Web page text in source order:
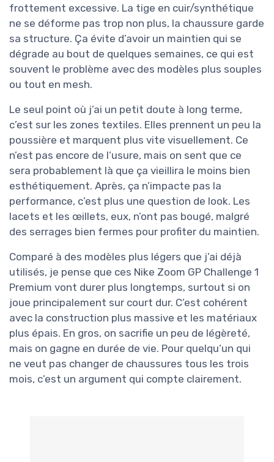
frottement excessive. La tige en cuir/synthétique
ne se déforme pas trop non plus, la chaussure garde
sa structure. Ça évite d’avoir un maintien qui se
dégrade au bout de quelques semaines, ce qui est
souvent le problème avec des modèles plus souples
ou tout en mesh.
Le seul point où j’ai un petit doute à long terme,
c’est sur les zones textiles. Elles prennent un peu la
poussière et marquent plus vite visuellement. Ce
n’est pas encore de l’usure, mais on sent que ce
sera probablement là que ça vieillira le moins bien
esthétiquement. Après, ça n’impacte pas la
performance, c’est plus une question de look. Les
lacets et les œillets, eux, n’ont pas bougé, malgré
des serrages bien fermes pour profiter du maintien.
Comparé à des modèles plus légers que j’ai déjà
utilisés, je pense que ces Nike Zoom GP Challenge 1
Premium vont durer plus longtemps, surtout si on
joue principalement sur court dur. C’est cohérent
avec la construction plus massive et les matériaux
plus épais. En gros, on sacrifie un peu de légèreté,
mais on gagne en durée de vie. Pour quelqu’un qui
ne veut pas changer de chaussures tous les trois
mois, c’est un argument qui compte clairement.